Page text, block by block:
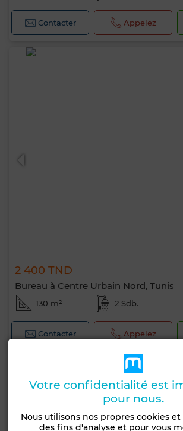
Contacter Appelez
2 400 TND
Bureau à Centre Urbain Nord, Tunis
130 m² 2 Sdb.
Contacter Appelez
Votre confidentialité est
pour nous.
Nous utilisons nos propres cookies
des fins d'analyse et pour vous